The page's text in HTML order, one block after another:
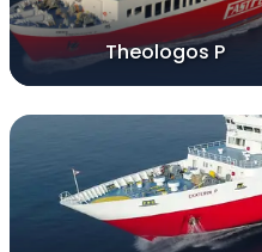
Theologos P